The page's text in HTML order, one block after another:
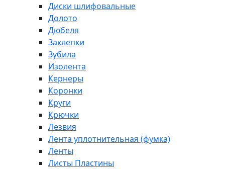
Диски шлифовальные
Долото
Дюбеля
Заклепки
Зубила
Изолента
Кернеры
Коронки
Круги
Крючки
Лезвия
Лента уплотнительная (фумка)
Ленты
Листы Пластины